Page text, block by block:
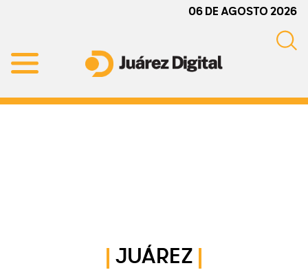
primary
navigation
main
content
primary
sidebar
06 DE AGOSTO 2026
Digital
y
JUÁREZ